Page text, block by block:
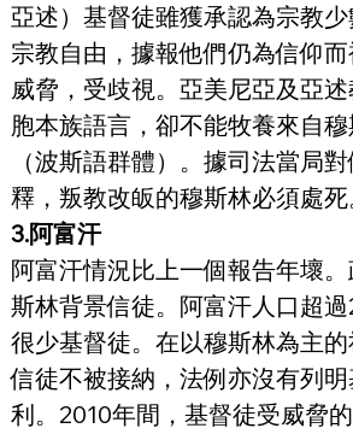
亞述）基督徒雖獲承認為宗教
宗教自由，據報他們仍為信仰而
威脅，受歧視。亞美尼亞及亞
胞本族語言，卻不能牧養來自
（波斯語群體）。據司法當局
釋，叛教改皈的穆斯林必須處死
3.阿富汗
阿富汗情況比上一個報告年壞
斯林背景信徒。阿富汗人口超
很少基督徒。在以穆斯林為主
信徒不被接納，法例亦沒有列
利。2010年間，基督徒受威脅